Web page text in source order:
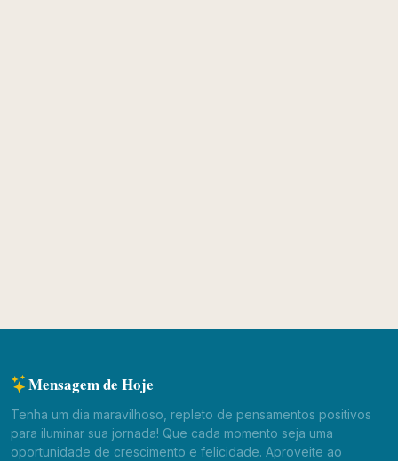
Mensagem de Hoje
Tenha um dia maravilhoso, repleto de pensamentos positivos
para iluminar sua jornada! Que cada momento seja uma
oportunidade de crescimento e felicidade. Aproveite ao